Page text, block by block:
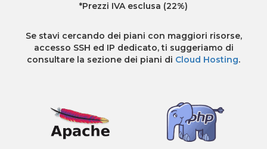
*Prezzi IVA esclusa (22%)
Se stavi cercando dei piani con maggiori risorse,
accesso SSH ed IP dedicato, ti suggeriamo di
consultare la sezione dei piani di Cloud Hosting.